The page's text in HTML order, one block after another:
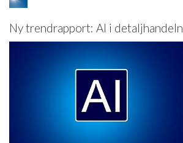
Ny trendrapport: AI i detaljhandeln